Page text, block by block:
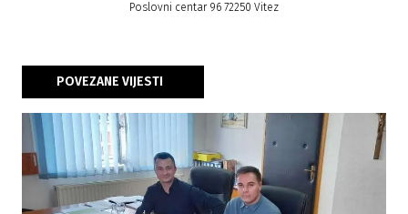
Poslovni centar 96 72250 Vitez
POVEZANE VIJESTI